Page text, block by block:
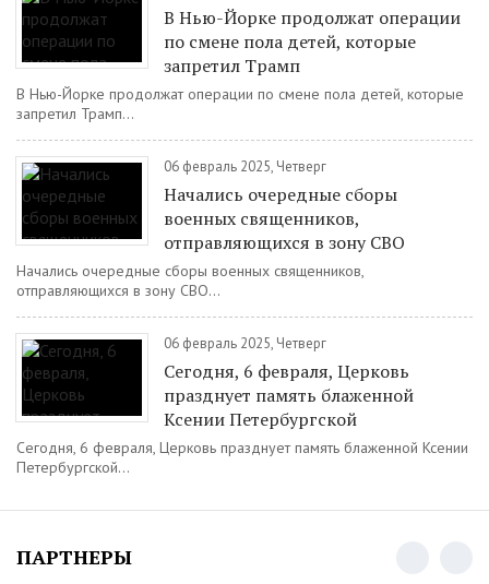
В Нью-Йорке продолжат операции
по смене пола детей, которые
запретил Трамп
В Нью-Йорке продолжат операции по смене пола детей, которые
запретил Трамп...
06 февраль 2025, Четверг
Начались очередные сборы
военных священников,
отправляющихся в зону СВО
Начались очередные сборы военных священников,
отправляющихся в зону СВО...
06 февраль 2025, Четверг
Сегодня, 6 февраля, Церковь
празднует память блаженной
Ксении Петербургской
Сегодня, 6 февраля, Церковь празднует память блаженной Ксении
Петербургской...
ПАРТНЕРЫ